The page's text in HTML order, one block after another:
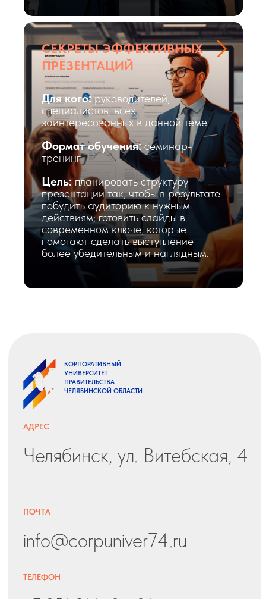
СЕКРЕТЫ ЭФФЕКТИВНЫХ
ПРЕЗЕНТАЦИЙ
Для кого:руководителей,
специалистов, всех
заинтересованных в данной теме
Формат обучения:семинар-
тренинг
Цель:планировать структуру
презентации так, чтобы в результате
побудить аудиторию к нужным
действиям; готовить слайды в
современном ключе, которые
помогают сделать выступление
более убедительным и наглядным.